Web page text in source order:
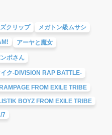
クリップ メガトン級ムサシ
アーヤと魔女
ポさん
ク-DIVISION RAP BATTLE-
FROM EXILE TRIBE
BOYZ FROM EXILE TRIBE
7